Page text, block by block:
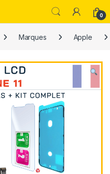
0
Marques Apple